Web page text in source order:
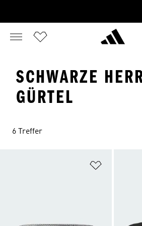
SCHWARZE
GÜRTEL
6 Treffer